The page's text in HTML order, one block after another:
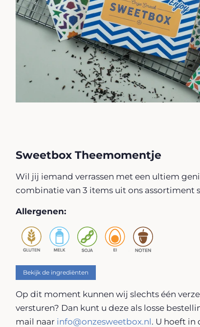
Sweetbox Theemomentje
Wil jij iemand verrassen met een ultiem
combinatie van 3 items uit ons assortiment
Allergenen:
Bekijk de ingrediënten
Op dit moment kunnen wij slechts één
versturen? Dan kunt u deze als losse
mail naar info@onzesweetbox.nl. U hoeft in